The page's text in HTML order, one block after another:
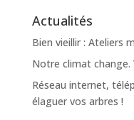
Actualités
Bien vieillir : Ateliers
Notre climat
Réseau internet,
élaguer vos arbres !